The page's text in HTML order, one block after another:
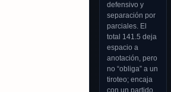
defensivo y
separación por
parciales. El
total 141.5 deja
espacio a
anotación, pero
no “obliga” a un
tiroteo; encaja
con un partido